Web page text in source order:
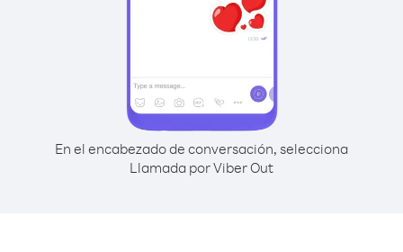
En el encabezado de conversación, selecciona
Llamada por Viber Out